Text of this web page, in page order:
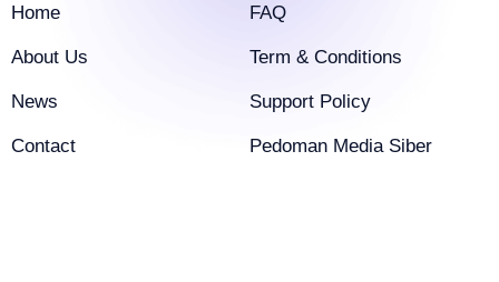
Home
About Us
News
Contact
FAQ
Term & Conditions
Support Policy
Pedoman Media Siber